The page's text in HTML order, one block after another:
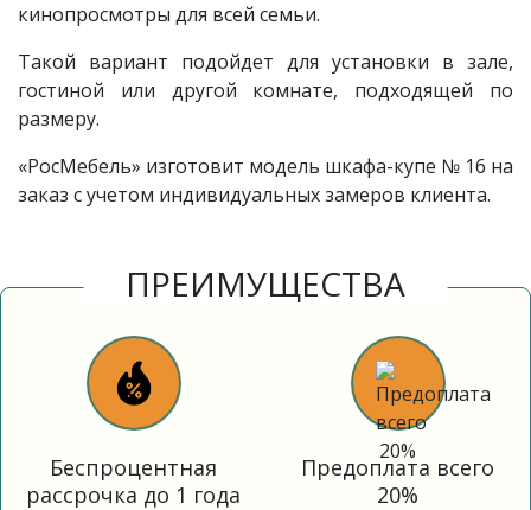
кинопросмотры для всей семьи.
Такой вариант подойдет для установки в зале,
гостиной или другой комнате, подходящей по
размеру.
«РосМебель» изготовит модель шкафа-купе № 16 на
заказ с учетом индивидуальных замеров клиента.
ПРЕИМУЩЕСТВА
Беспроцентная
рассрочка до 1 года
Предоплата всего
20%